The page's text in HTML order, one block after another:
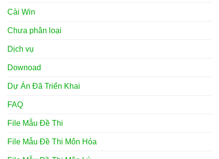
Cài Win
Chưa phân loại
Dịch vụ
Downoad
Dự Án Đã Triển Khai
FAQ
File Mẫu Đề Thi
File Mẫu Đề Thi Môn Hóa